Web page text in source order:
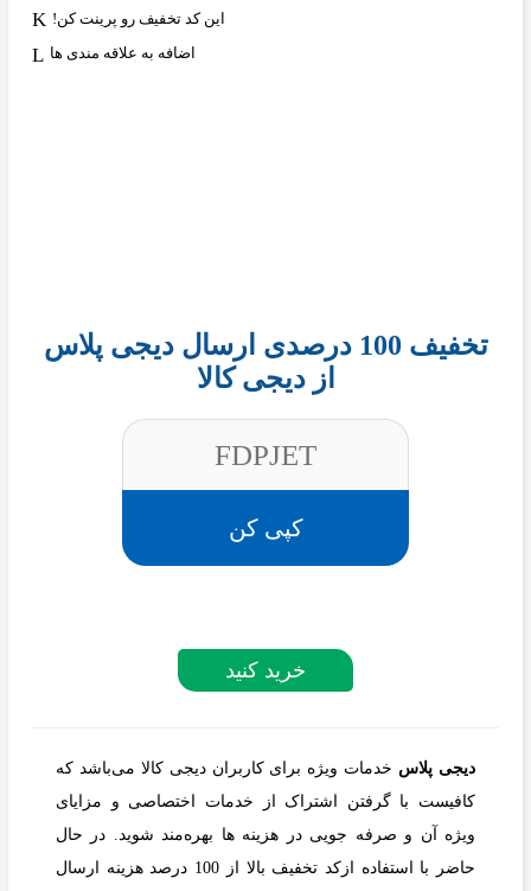
این کد تخفیف رو پرینت کن!
اضافه به علاقه مندی ها
تخفیف 100 درصدی ارسال دیجی پلاس
از دیجی کالا
FDPJET
کپی کن
خرید کنید
دیجی پلاس خدمات ویژه برای کاربران دیجی کالا می‌باشد که
کافیست با گرفتن اشتراک از خدمات اختصاصی و مزایای
ویژه آن و صرفه جویی در هزینه ها بهره‌مند شوید. در حال
حاضر با استفاده ازکد تخفیف بالا از 100 درصد هزینه ارسال